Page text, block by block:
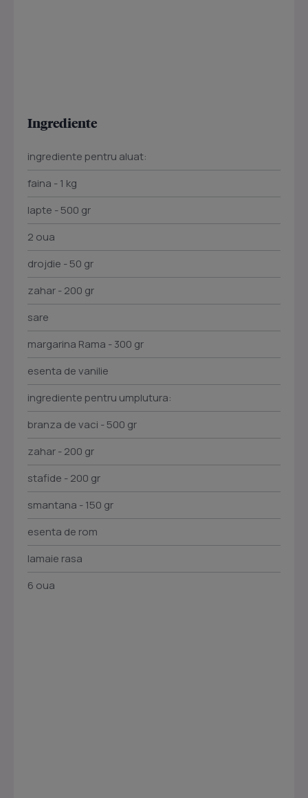
Ingrediente
ingrediente pentru aluat:
faina - 1 kg
lapte - 500 gr
2 oua
drojdie - 50 gr
zahar - 200 gr
sare
margarina Rama - 300 gr
esenta de vanilie
ingrediente pentru umplutura:
branza de vaci - 500 gr
zahar - 200 gr
stafide - 200 gr
smantana - 150 gr
esenta de rom
lamaie rasa
6 oua